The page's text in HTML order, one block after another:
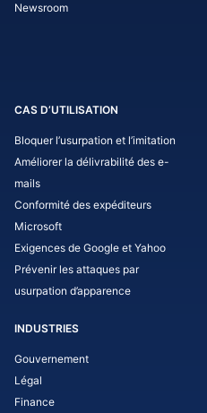
Newsroom
CAS D’UTILISATION
Bloquer l’usurpation et l’imitation
Améliorer la délivrabilité des e-
mails
Conformité des expéditeurs
Microsoft
Exigences de Google et Yahoo
Prévenir les attaques par
usurpation d’apparence
INDUSTRIES
Gouvernement
Légal
Finance